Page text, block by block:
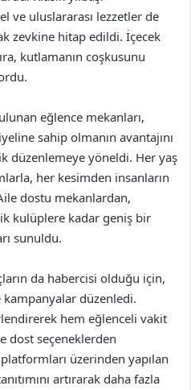
ve uluslararası lezzetler de
zevkine hitap edildi. İçecek
kutlamanın coşkusunu
eğlence mekanları,
sahip olmanın avantajını
düzenlemeye yöneldi. Her yaş
her kesimden insanların
dostu mekanlardan,
kulüplere kadar geniş bir
sunuldu.
da habercisi olduğu için,
düzenledi.
hem eğlenceli vakit
dost seçeneklerden
üzerinden yapılan
artırarak daha fazla